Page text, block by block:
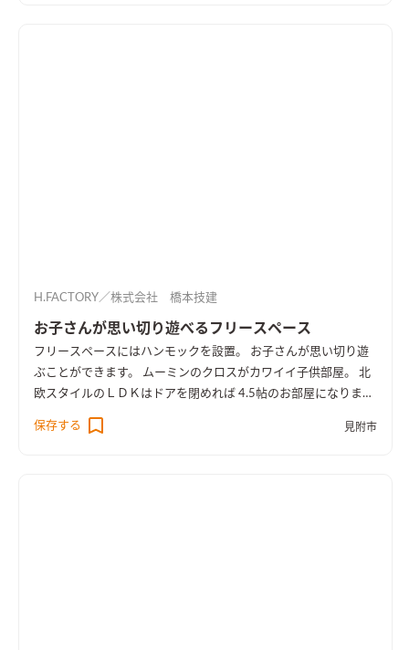
H.FACTORY／株式会社 橋本技建
お子さんが思い切り遊べるフリースペース
フリースペースにはハンモックを設置。 お子さんが思い切り遊
ぶことができます。 ムーミンのクロスがカワイイ子供部屋。 北
欧スタイルのＬＤＫはドアを閉めれば 4.5帖のお部屋になりま
保存する
見附市